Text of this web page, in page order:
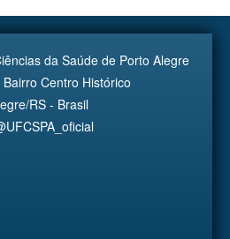
da Saúde de Porto Alegre
Centro Histórico
RS - Brasil